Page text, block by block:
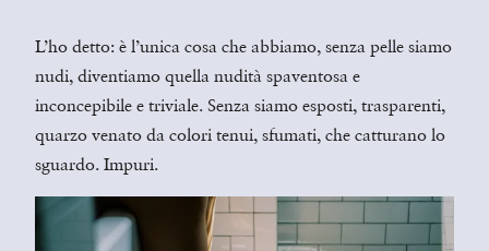
L’ho detto: è l’unica cosa che abbiamo, senza pelle siamo
nudi, diventiamo quella nudità spaventosa e
inconcepibile e triviale. Senza siamo esposti, trasparenti,
quarzo venato da colori tenui, sfumati, che catturano lo
sguardo. Impuri.